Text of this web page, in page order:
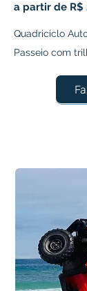
a partir de R$
Quadriciclo
Passeio com